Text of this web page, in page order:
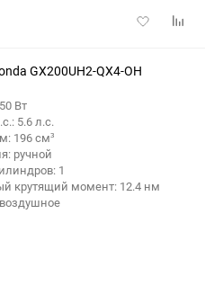
Добавить
GX200UH2-QX4-OH
Вт
5.6 л.с.
196 см³
ручной
1
крутящий момент: 12.4 нм